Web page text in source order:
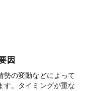
因
勢の変動などによって
す。タイミングが重な